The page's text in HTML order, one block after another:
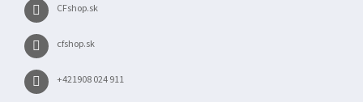
CFshop.sk
cfshop.sk
+421908 024 911